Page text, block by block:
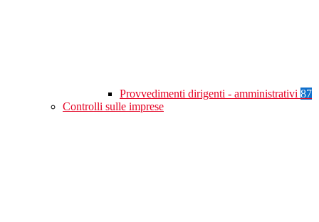
Provvedimenti dirigenti - amministrativi 87
Controlli sulle imprese